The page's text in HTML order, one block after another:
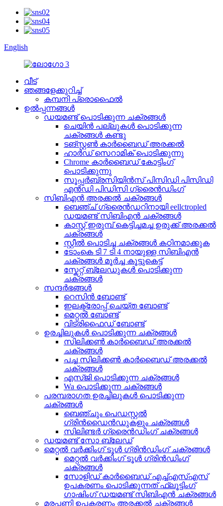
English
വീട്
ഞങ്ങളേക്കുറിച്ച്
കമ്പനി പ്രൊഫൈൽ
ഉൽപ്പന്നങ്ങൾ
ഡയമണ്ട് പൊടിക്കുന്ന ചക്രങ്ങൾ
ചെയിൻ പല്ലുകൾ പൊടിക്കുന്ന
ചക്രങ്ങൾ കണ്ടു
ടങ്സ്റ്റൺ കാർബൈഡ് അരക്കൽ
ഹാർഡ് സെറാമിക് പൊടിക്കുന്നു
Chrome കാർബൈഡ് കോട്ടിംഗ്
പൊടിക്കുന്നു
സൂപ്പർബ്രസിയിൻസ് പിസിഡി പിസിഡി
എൻഡി പിഡിസി ഗ്രൈൻഡിംഗ്
സിബിഎൻ അരക്കൽ ചക്രങ്ങൾ
ബെഞ്ച് ഗ്രൈൻഡറിനായി eellctropled
ഡയമണ്ട് സിബിഎൻ ചക്രങ്ങൾ
കാസ്റ്റ് ഇരുമ്പ് കെട്ടിച്ചമച്ച ഉരുക്ക് അരക്കൽ
ചക്രങ്ങൾ
സ്റ്റീൽ പൊടിച്ച ചക്രങ്ങൾ കഠിനമാക്കുക
ടോംകെ ടി 7 ടി 4 നായുള്ള സിബിഎൻ
ചക്രങ്ങൾ മൂർച്ച കൂട്ടുകെട്ട്
സ്കേറ്റ് ബ്ലേഡുകൾ പൊടിക്കുന്ന
ചക്രങ്ങൾ
സന്ദർഭങ്ങൾ
റെസിൻ ബോണ്ട്
ഇലക്ട്രോപ്പ് ചെയ്ത ബോണ്ട്
മെറ്റൽ ബോണ്ട്
വിട്രിഫൈഡ് ബോണ്ട്
ഉരച്ചിലുകൾ പൊടിക്കുന്ന ചക്രങ്ങൾ
സിലിക്കൺ കാർബൈഡ് അരക്കൽ
ചക്രങ്ങൾ
പച്ച സിലിക്കൺ കാർബൈഡ് അരക്കൽ
ചക്രങ്ങൾ
എസ്ജി പൊടിക്കുന്ന ചക്രങ്ങൾ
Wa പൊടിക്കുന്ന ചക്രങ്ങൾ
പരമ്പരാഗത ഉരച്ചിലുകൾ പൊടിക്കുന്ന
ചക്രങ്ങൾ
ബെഞ്ചും പെഡസ്റ്റൽ
ഗ്രിൻഡൈൻഡുകളും ചക്രങ്ങൾ
സിലിണ്ടർ ഗ്രൈൻഡിംഗ് ചക്രങ്ങൾ
ഡയമണ്ട് സോ ബ്ലേഡ്
മെറ്റൽ വർക്കിംഗ് ടൂൾ ഗ്രിൻഡിംഗ് ചക്രങ്ങൾ
മെറ്റൽ വർക്കിംഗ് ടൂൾ ഗ്രിൻഡിംഗ്
ചക്രങ്ങൾ
സോളിഡ് കാർബൈഡ് എച്ച്എസ്എസ്
ഉപകരണം പൊടിക്കുന്നത് ഫ്ലൂട്ടിംഗ്
ഗാഷിംഗ് ഡയമണ്ട് സിബിഎൻ ചക്രങ്ങൾ
മരപ്പണി ഉപകരണം അരക്കൽ ചക്രങ്ങൾ